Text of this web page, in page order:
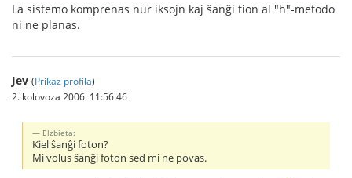
La sistemo komprenas nur iksojn kaj ŝanĝi tion al "h"-metodo
ni ne planas.
Jev (Prikaz profila)
2. kolovoza 2006. 11:56:46
Elzbieta:
Kiel ŝanĝi foton?
Mi volus ŝanĝi foton sed mi ne povas.